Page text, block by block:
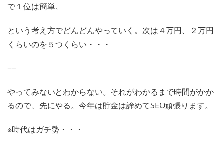
で１位は簡単。
という考え方でどんどんやっていく。次は４万円、２万円
くらいのを５つくらい・・・
−−
やってみないとわからない。それがわかるまで時間がかか
るので、先にやる。今年は貯金は諦めてSEO頑張ります。
※時代はガチ勢・・・